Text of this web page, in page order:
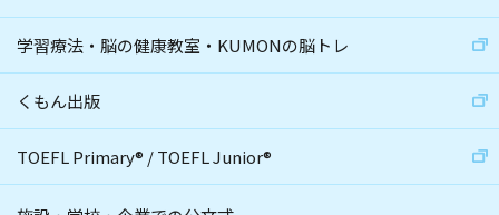
学習療法・脳の健康教室・KUMONの脳トレ
くもん出版
TOEFL Primary® /TOEFL Junior®